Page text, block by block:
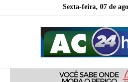
Sexta-feira, 07 de